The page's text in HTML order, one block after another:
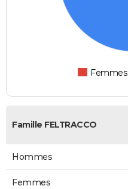
Femmes
Famille FELTRACCO
Hommes
Femmes